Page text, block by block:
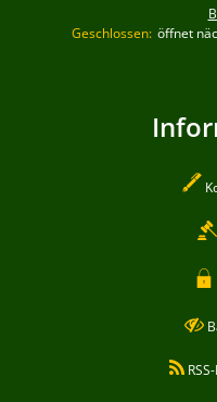
Klicken, um weitere
Geschlossen: öffnet